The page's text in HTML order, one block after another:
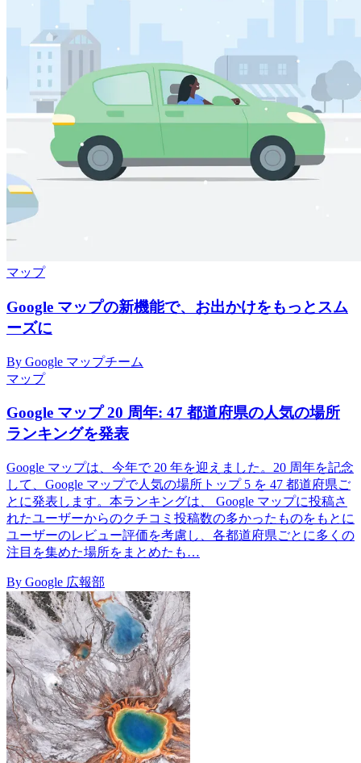
マップ
Google マップの新機能で、お出かけをもっとスム
ーズに
By Google マップチーム
マップ
Google マップ 20 周年: 47 都道府県の人気の場所
ランキングを発表
Google マップは、今年で 20 年を迎えました。20 周年を記念
して、Google マップで人気の場所トップ 5 を 47 都道府県ご
とに発表します。本ランキングは、 Google マップに投稿さ
れたユーザーからのクチコミ投稿数の多かったものをもとに
ユーザーのレビュー評価を考慮し、各都道府県ごとに多くの
注目を集めた場所をまとめたも…
By Google 広報部